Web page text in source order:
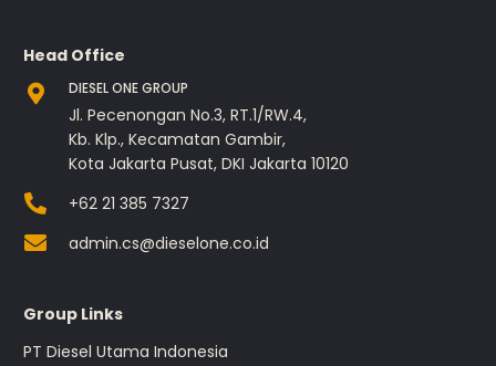
Head Office
DIESEL ONE GROUP
Jl. Pecenongan No.3, RT.1/RW.4,
Kb. Klp., Kecamatan Gambir,
Kota Jakarta Pusat, DKI Jakarta 10120
+62 21 385 7327
admin.cs@dieselone.co.id
Group Links
PT Diesel Utama Indonesia